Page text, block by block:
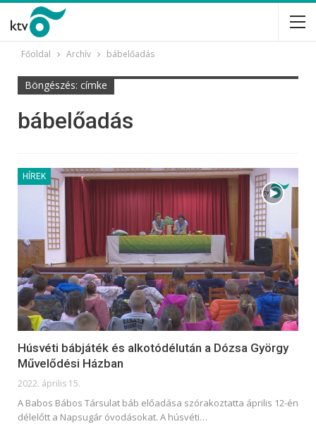
Főoldal Archív bábelőadás
Böngészés: címke
bábelőadás
HÍREK
Húsvéti bábjáték és alkotódélután a Dózsa György
Művelődési Házban
2022. április 15.
A Babos Bábos Társulat báb előadása szórakoztatta április 12-én
délelőtt a Napsugár óvodásokat. A húsvéti…